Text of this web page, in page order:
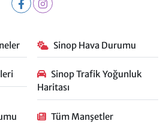
Sinop Hava Durumu
Sinop Trafik Yoğunluk
Haritası
Tüm Manşetler